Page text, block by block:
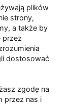
"kwadracie"
spalonej
plików
strony,
a także by
przez
dostosować
zgodę na
przez nas i